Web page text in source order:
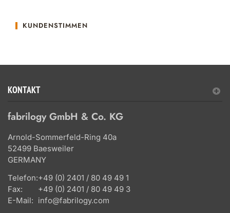
KUNDENSTIMMEN
KONTAKT
fabrilogy GmbH & Co. KG
Arnold-Sommerfeld-Ring 40a
52499 Baesweiler
GERMANY
Telefon:+49 (0) 2401 / 80 49 49 1
Fax:
+49 (0) 2401 / 80 49 49 3
E-Mail: info@fabrilogy.com